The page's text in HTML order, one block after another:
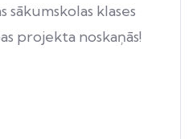
sākumskolas klases
projekta noskaņās!